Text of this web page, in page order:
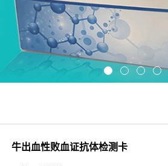
牛出血性败血证抗体检测卡